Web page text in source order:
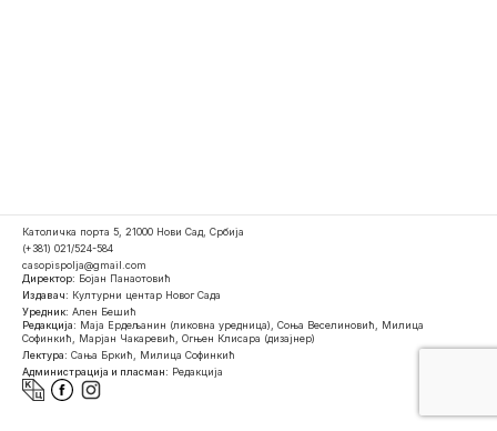
Католичка порта 5, 21000 Нови Сад, Србија
(+381) 021/524-584
casopispolja@gmail.com
Директор: Бојан Панаотовић
Издавач: Културни центар Новог Сада
Уредник: Ален Бешић
Редакција: Маја Ердељанин (ликовна уредница), Соња Веселиновић, Милица
Софинкић, Марјан Чакаревић, Огњен Клисара (дизајнер)
Лектура: Сања Бркић, Милица Софинкић
Администрација и пласман: Редакција